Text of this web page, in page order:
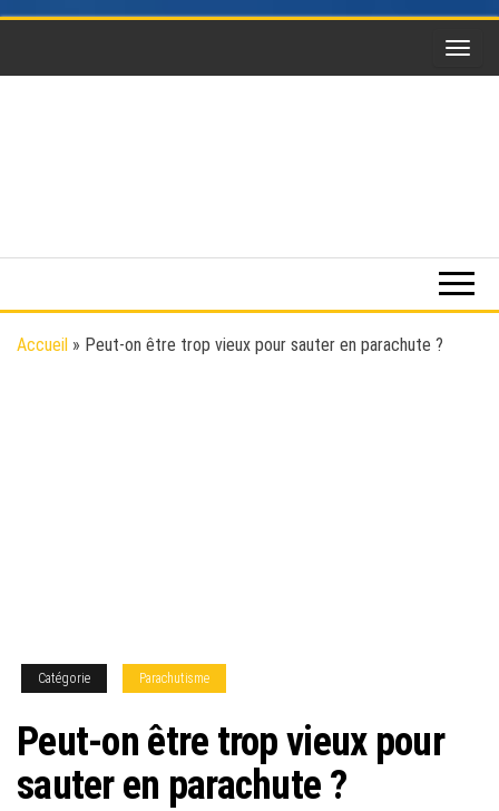
extrême,
Kitesurf,
Accueil » Peut-on être trop vieux pour sauter en parachute ?
Catégorie Parachutisme
Peut-on être trop vieux pour
sauter en parachute ?